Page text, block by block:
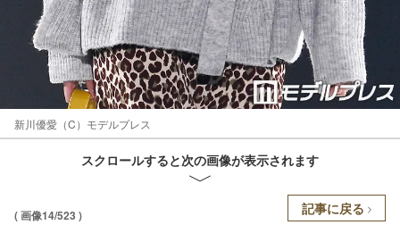
新川優愛（C）モデルプレス
スクロールすると次の画像が表示されます
( 画像14/523 ) 記事に戻る